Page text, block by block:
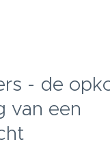
- de
van een